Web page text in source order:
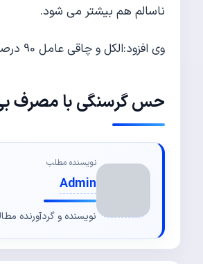
ناسالم هم بیشتر می شود.
وی افزود:الکل و چاقی عامل 90 درصد موارد مرگ ناشی از نارسایی کبد است.
حس گرسنگی با مصرف
نویسنده مطلب
Admin
نویسنده و گردآورنده